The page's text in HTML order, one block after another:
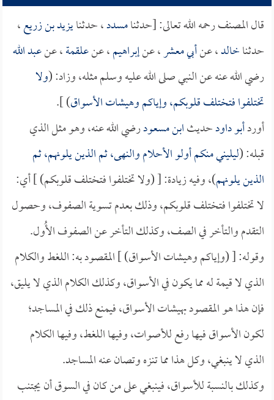
قال المصنف رحمه الله تعالى: [حدثنامسدد، حدثنايزيد بن زريع،
حدثناخالد، عنأبي معشر، عنإبراهيم، عنعلقمة، عنعبد الله
رضي الله عنه عن النبي صلى الله عليه وسلم مثله، وزاد: (ولا
تختلفوا فتختلف قلوبكم، وإياكم وهيشات الأسواق) ].
أوردأبو داودحديثابن مسعودرضي الله عنه، وهو مثل الذي
قبله: (ليليني منكم أولو الأحلام والنهى، ثم الذين يلونهم، ثم
الذين يلونهم)، وفيه زيادة: [ (ولا تختلفوا فتختلف قلوبكم) ] أي:
لا تختلفوا فتختلف قلوبكم، وذلك بعدم تسوية الصفوف، وحصول
التقدم والتأخر في الصف، وكذلك التأخر عن الصفوف الأُول.
وقوله: [ (وإياكم وهيشات الأسواق) ] المقصود به: اللغط والكلام
الذي لا قيمة له مما يكون في الأسواق، وكذلك الكلام الذي لا يليق،
فإن هذا هو المقصود بهيشات الأسواق، فيمنع ذلك في المساجد؛
لكون الأسواق فيها رفع للأصوات، وفيها اللغط، وفيها الكلام
الذي لا ينبغي، وكل هذا مما تنزه وتصان عنه المساجد.
وكذلك بالنسبة للأسواق، فينبغي على من كان في السوق أن يجتنب